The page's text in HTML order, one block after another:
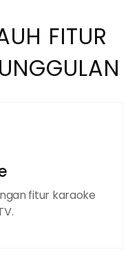
FITUR
fitur karaoke